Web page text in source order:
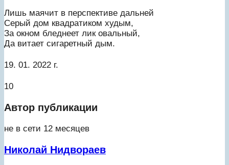
Лишь маячит в перспективе дальней
Серый дом квадратиком худым,
За окном бледнеет лик овальный,
Да витает сигаретный дым.
19. 01. 2022 г.
10
Автор публикации
не в сети 12 месяцев
Николай Нидвораев